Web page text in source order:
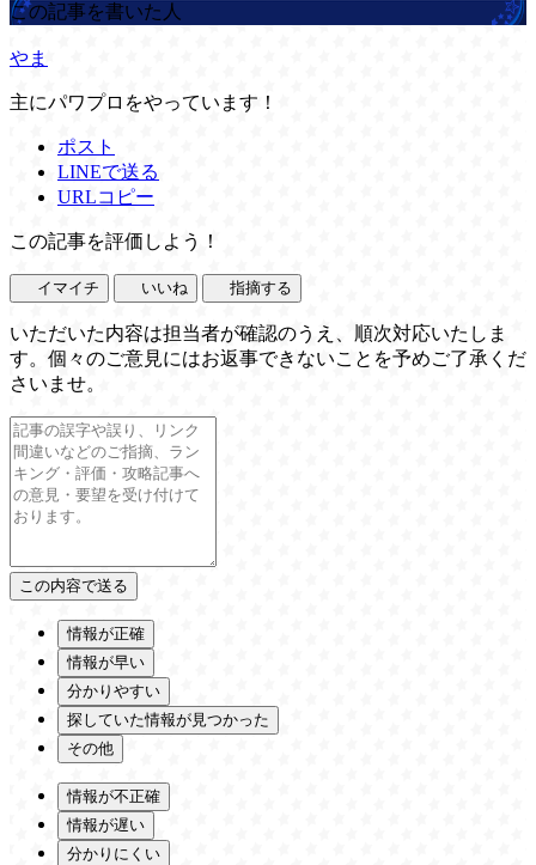
この記事を書いた人
やま
主にパワプロをやっています！
ポスト
LINEで送る
URLコピー
この記事を評価しよう！
イマイチ いいね 指摘する
いただいた内容は担当者が確認のうえ、順次対応いたしま
す。個々のご意見にはお返事できないことを予めご了承くだ
さいませ。
情報が正確
情報が早い
分かりやすい
探していた情報が見つかった
その他
情報が不正確
情報が遅い
分かりにくい